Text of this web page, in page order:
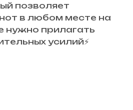
позволяет
в любом месте на
нужно прилагать
усилий⚡️